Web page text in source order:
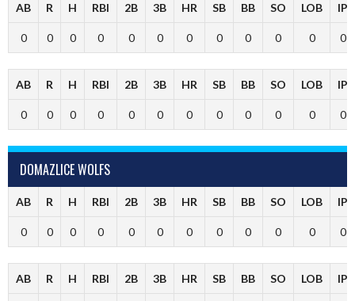
AB R H RBI 2B 3B HR SB BB SO LOB IP
0 0 0 0 0 0 0 0 0 0 0 0
AB R H RBI 2B 3B HR SB BB SO LOB IP
0 0 0 0 0 0 0 0 0 0 0 0
DOMAZLICE WOLFS
AB R H RBI 2B 3B HR SB BB SO LOB IP
0 0 0 0 0 0 0 0 0 0 0 0
AB R H RBI 2B 3B HR SB BB SO LOB IP